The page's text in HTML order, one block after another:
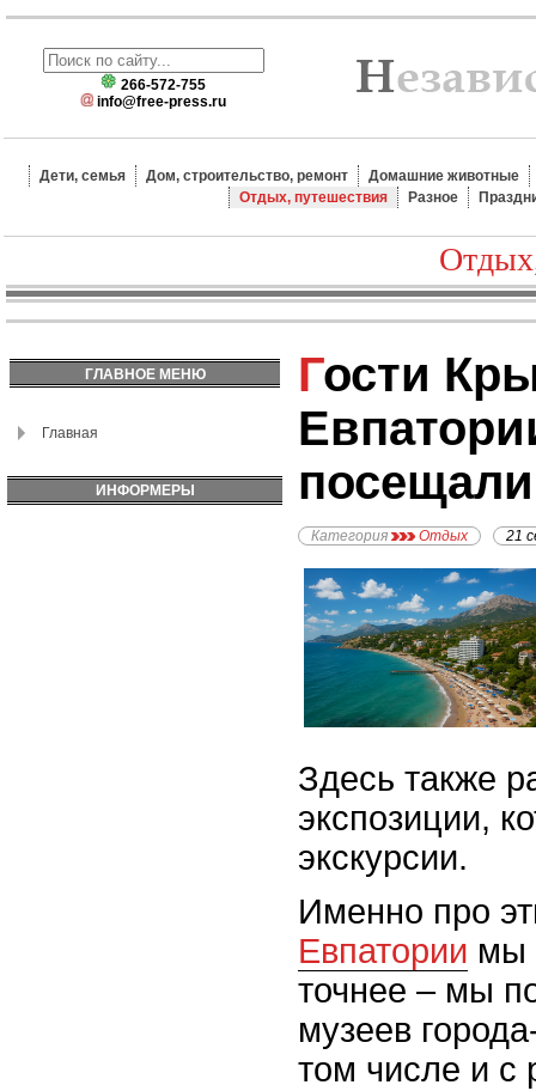
266-572-755
info@free-press.ru
Дети, семья Дом, строительство, ремонт
Домашние животные
Отдых, путешествия
Разное
ГЛАВНОЕ МЕНЮ
Главная
ИНФОРМЕРЫ
Гости Крыма назвали музеи
посещали
Категория Отдых 21
Здесь также
экспозиции,
экскурсии.
Именно про
Евпатории мы
точнее – мы
музеев
том числе и с